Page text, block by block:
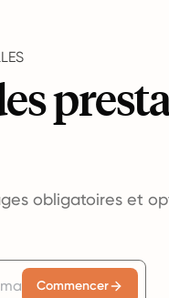
obligatoires et
Commencer